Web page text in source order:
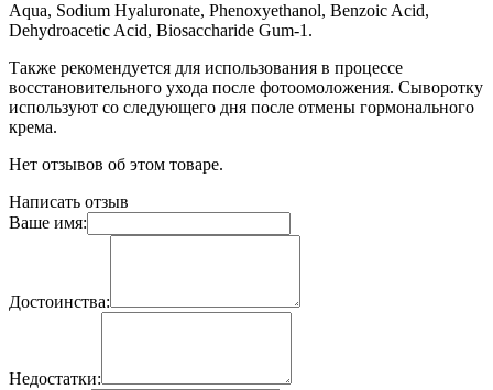
Aqua, Sodium Hyaluronate, Phenoxyethanol, Benzoic Acid,
Dehydroacetic Acid, Biosaccharide Gum-1.
Также рекомендуется для использования в процессе
восстановительного ухода после фотоомоложения. Сыворотку
используют со следующего дня после отмены гормонального
крема.
Нет отзывов об этом товаре.
Написать отзыв
Ваше имя:
Достоинства:
Недостатки: